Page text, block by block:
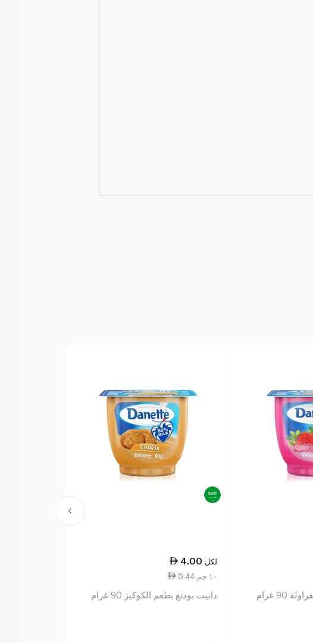
90 غرام
4.00 لكل
0.44 ١٠ جم
دانيت بودنغ بطعم الكوكيز 90 غرام